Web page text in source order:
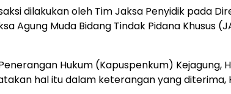
dilakukan oleh Tim Jaksa Penyidik pada
Agung Muda Bidang Tindak Pidana Khusus
Hukum (Kapuspenkum) Kejagung,
hal itu dalam keterangan yang diterima,